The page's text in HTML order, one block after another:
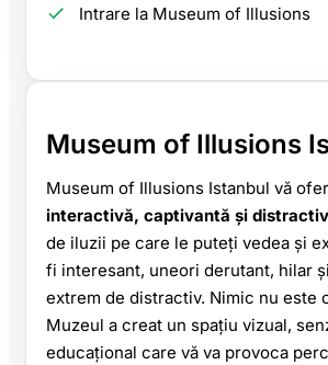
Intrare la Museum of Illusions
Museum of Illusions
Museum of Illusions Istanbul vă
interactivă, captivantă și
de iluzii pe care le puteți vedea și
fi interesant, uneori derutant, hilar
extrem de distractiv. Nimic nu este
Muzeul a creat un spațiu vizual,
educațional care vă va provoca